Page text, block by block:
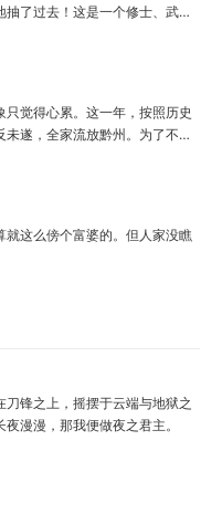
象地一下，怎么就成了罄竹难
样的功法，为什么我就没有问
了过去！这是一个修士、武者
危险世界。幸好方骁带来的物
【铜头皮带】【疼痛、恐惧、断
、万法不入、万邪不侵】
验，修炼功法可以加点晋升。
、日月换新的逆天之路！
事不妙，上古妖皇出世
只觉得心累。这一年，按照历史
遂，全家流放黔州。为了不被
东宫夫子发动激昂！你不是喜
多年以后，早已登基为帝的李
慨。这个家没我，迟早得散！
就这么傍个富婆的。但人家没瞧
锋之上，摇摆于云端与地狱之
漫漫，那我便做夜之君主。